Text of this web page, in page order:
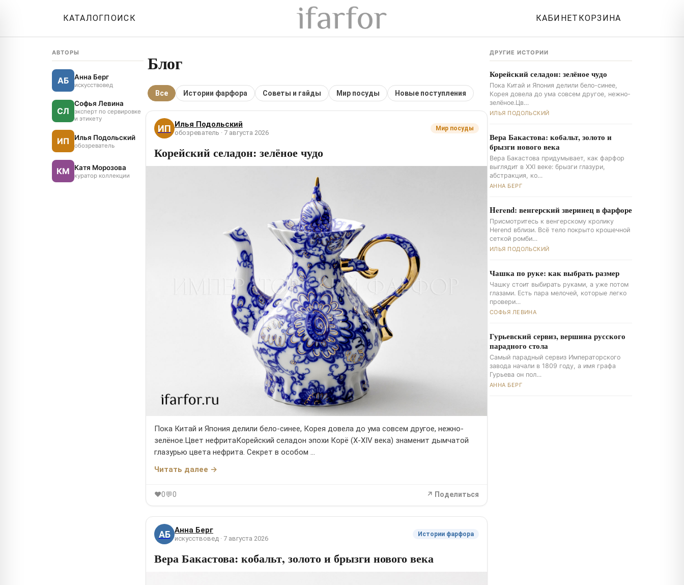
КАТАЛОГПОИСК КАБИНЕТ КОРЗИНА
АВТОРЫ
АБ Анна Берг
искусствовед
СЛ
Софья Левина
эксперт по сервировке
и этикету
ИП Илья Подольский
обозреватель
КМ Катя Морозова
куратор коллекции
Блог
Все Истории фарфора Советы и гайды Мир посуды Новые поступления
ИП Илья Подольский
обозреватель · 7 августа 2026
Мир посуды
Корейский селадон: зелёное чудо
Пока Китай и Япония делили бело-синее, Корея довела до ума совсем другое, нежно-
зелёное.Цвет нефритаКорейский селадон эпохи Корё (X-XIV века) знаменит дымчатой
глазурью цвета нефрита. Секрет в особом …
Читать далее →
♥0💬0 ↗ Поделиться
АБ Анна Берг
искусствовед · 7 августа 2026
Истории фарфора
Вера Бакастова: кобальт, золото и брызги нового века
ДРУГИЕ ИСТОРИИ
Корейский селадон: зелёное чудо
Пока Китай и Япония делили бело-синее,
Корея довела до ума совсем другое, нежно-
зелёное.Цв…
ИЛЬЯ ПОДОЛЬСКИЙ
Вера Бакастова: кобальт, золото и
брызги нового века
Вера Бакастова придумывает, как фарфор
выглядит в XXI веке: брызги глазури,
абстракция, ко…
АННА БЕРГ
Herend: венгерский зверинец в фарфоре
Присмотритесь к венгерскому кролику
Herend вблизи. Всё тело покрыто крошечной
сеткой ромби…
ИЛЬЯ ПОДОЛЬСКИЙ
Чашка по руке: как выбрать размер
Чашку стоит выбирать руками, а уже потом
глазами. Есть пара мелочей, которые легко
провери…
СОФЬЯ ЛЕВИНА
Гурьевский сервиз, вершина русского
парадного стола
Самый парадный сервиз Императорского
завода начали в 1809 году, а имя графа
Гурьева он пол…
АННА БЕРГ